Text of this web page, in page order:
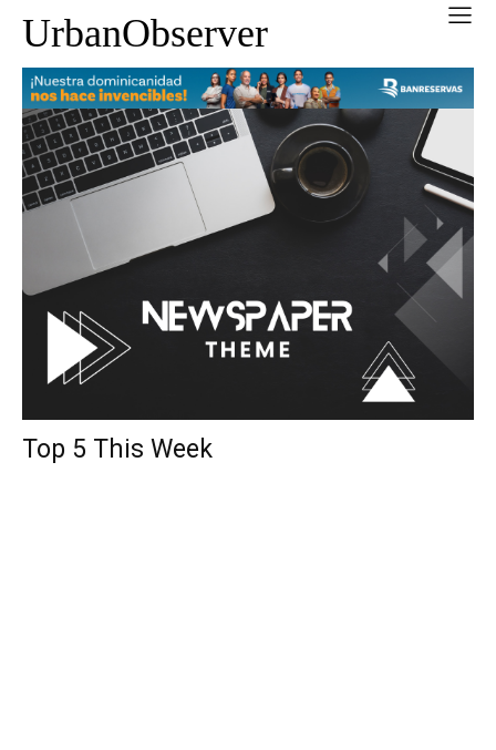
UrbanObserver
Top 5 This Week